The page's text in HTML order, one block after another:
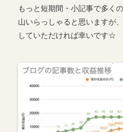
もっと短期間・小記事で多く
山いらっしゃると思いますが
していただければ幸いです☆